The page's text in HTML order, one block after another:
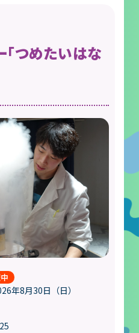
「つめたいはな
年8月30日（日）